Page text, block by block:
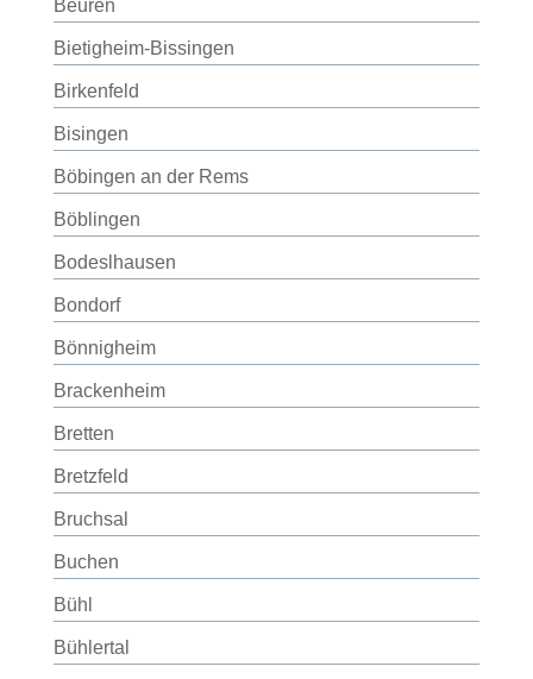
Beuren
Bietigheim-Bissingen
Birkenfeld
Bisingen
Böbingen an der Rems
Böblingen
Bodeslhausen
Bondorf
Bönnigheim
Brackenheim
Bretten
Bretzfeld
Bruchsal
Buchen
Bühl
Bühlertal